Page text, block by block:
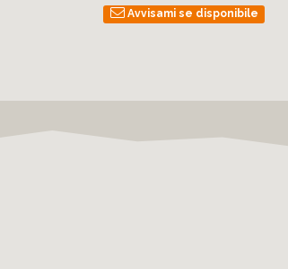
Avvisami se disponibile